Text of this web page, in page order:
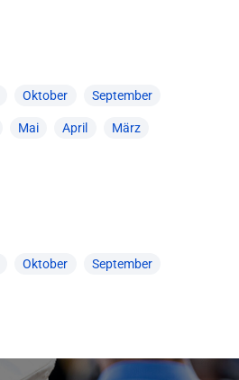
Oktober September
Mai April März
Oktober September